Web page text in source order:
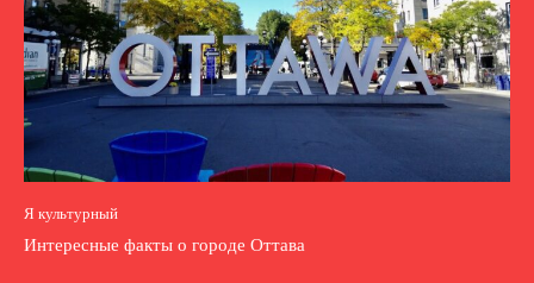
Я культурный
Интересные факты о городе Оттава